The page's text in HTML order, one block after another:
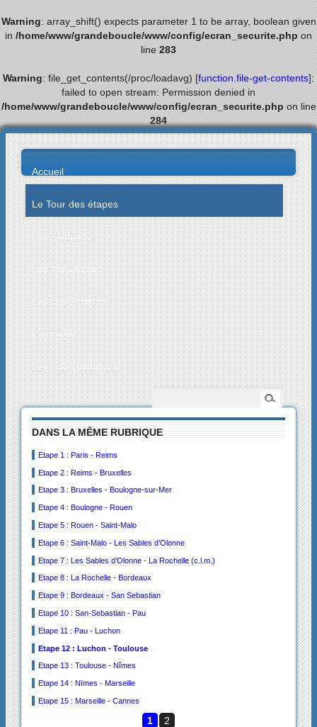
Warning: array_shift() expects parameter 1 to be array, boolean given
in /home/www/grandeboucle/www/config/ecran_securite.php on
line 283
Warning: file_get_contents(/proc/loadavg) [function.file-get-contents]:
failed to open stream: Permission denied in
/home/www/grandeboucle/www/config/ecran_securite.php on line
284
Accueil
Le Tour des étapes
Les palmarès
Les statistiques
Les villes étapes
L’actualité
Les collectionneurs
DANS LA MÊME RUBRIQUE
Etape 1 : Paris - Reims
Etape 2 : Reims - Bruxelles
Etape 3 : Bruxelles - Boulogne-sur-Mer
Etape 4 : Boulogne - Rouen
Etape 5 : Rouen - Saint-Malo
Etape 6 : Saint-Malo - Les Sables d’Olonne
Etape 7 : Les Sables d’Olonne - La Rochelle (c.l.m.)
Etape 8 : La Rochelle - Bordeaux
Etape 9 : Bordeaux - San Sebastian
Etape 10 : San-Sebastian - Pau
Etape 11 : Pau - Luchon
Etape 12 : Luchon - Toulouse
Etape 13 : Toulouse - Nîmes
Etape 14 : Nïmes - Marseille
Etape 15 : Marseille - Cannes
1 2